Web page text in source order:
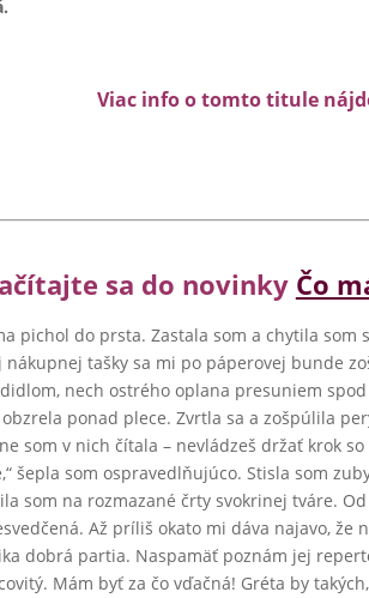
Viac info o tomto titule
sa do novinky Čo
pichol do prsta. Zastala som a chytila
nákupnej tašky sa mi po páperovej bunde
nech ostrého oplana presuniem
ponad plece. Zvrtla sa a zošpúlila
som v nich čítala – nevládzeš držať krok
šepla som ospravedlňujúco. Stisla som
som na rozmazané črty svokrinej tváre.
Až príliš okato mi dáva najavo, že
dobrá partia. Naspamäť poznám jej
Mám byť za čo vďačná! Gréta by